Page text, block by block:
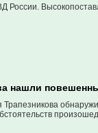
нашли